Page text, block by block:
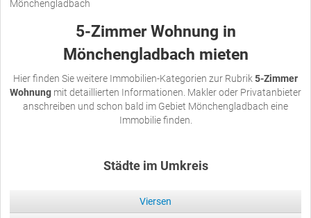
Mönchengladbach
5-Zimmer Wohnung in
Mönchengladbach mieten
Hier finden Sie weitere Immobilien-Kategorien zur Rubrik5-Zimmer
Wohnung mit detaillierten Informationen. Makler oder Privatanbieter
anschreiben und schon bald im Gebiet Mönchengladbach eine
Immobilie finden.
Städte im Umkreis
Viersen